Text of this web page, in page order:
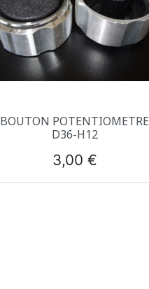
Aperçu rapide
BOUTON POTENTIOMETRE
D36-H12
Prix
3,00 €